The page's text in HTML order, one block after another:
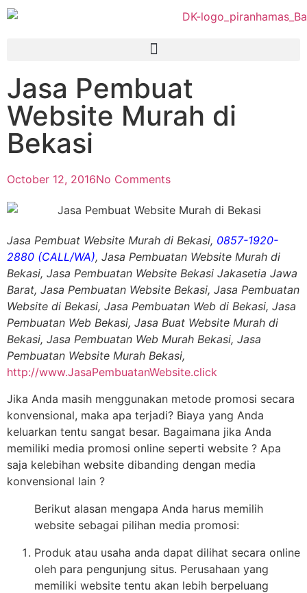
Jasa Pembuat
Website Murah di
Bekasi
October 12, 2016No Comments
Jasa Pembuat Website Murah di Bekasi, 0857-1920-
2880 (CALL/WA), Jasa Pembuatan Website Murah di
Bekasi, Jasa Pembuatan Website Bekasi Jakasetia Jawa
Barat, Jasa Pembuatan Website Bekasi, Jasa Pembuatan
Website di Bekasi, Jasa Pembuatan Web di Bekasi, Jasa
Pembuatan Web Bekasi, Jasa Buat Website Murah di
Bekasi, Jasa Pembuatan Web Murah Bekasi, Jasa
Pembuatan Website Murah Bekasi,
http://www.JasaPembuatanWebsite.click
Jika Anda masih menggunakan metode promosi secara
konvensional, maka apa terjadi? Biaya yang Anda
keluarkan tentu sangat besar. Bagaimana jika Anda
memiliki media promosi online seperti website ? Apa
saja kelebihan website dibanding dengan media
konvensional lain ?
Berikut alasan mengapa Anda harus memilih
website sebagai pilihan media promosi:
Produk atau usaha anda dapat dilihat secara online
oleh para pengunjung situs. Perusahaan yang
memiliki website tentu akan lebih berpeluang